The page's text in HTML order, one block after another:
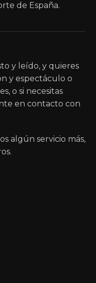
de España.
y leído, y quieres
y espectáculo o
o si necesitas
en contacto con
algún servicio más,